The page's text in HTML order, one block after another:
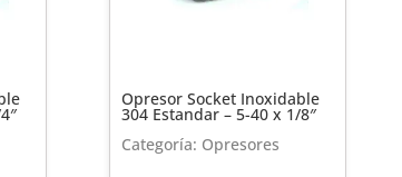
Opresor Socket Inoxidable
304 Estandar – 5-40 x 1/8″
Categoría: Opresores